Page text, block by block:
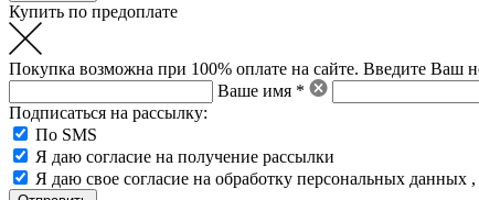
Купить по предоплате
Покупка возможна при 100% оплате на сайте. Введите Ваш
Ваше имя *
Подписаться на рассылку:
По SMS
Я даю согласие на получение рассылки
Я даю свое согласие на обработку персональных данных ,